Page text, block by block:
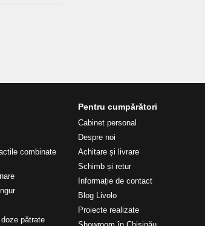
combinate
pătrate
Pentru cumpărători
Cabinet personal
Despre noi
Achitare și livrare
Schimb și retur
Informație de contact
Blog Livolo
Proiecte realizate